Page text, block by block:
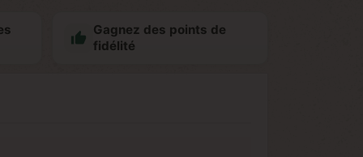

Gagnez des points de
fidélité